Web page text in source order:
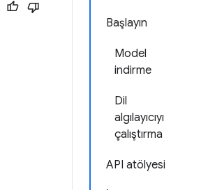
Başlayın
Model
indirme
Dil
algılayıcıyı
çalıştırma
API atölyesi